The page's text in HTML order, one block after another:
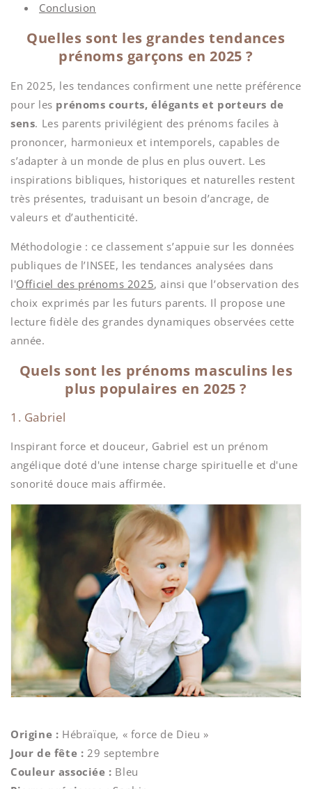
Conclusion
Quelles sont les grandes tendances
prénoms garçons en 2025 ?
En 2025, les tendances confirment une nette préférence
pour les prénoms courts, élégants et porteurs de
sens. Les parents privilégient des prénoms faciles à
prononcer, harmonieux et intemporels, capables de
s’adapter à un monde de plus en plus ouvert. Les
inspirations bibliques, historiques et naturelles restent
très présentes, traduisant un besoin d’ancrage, de
valeurs et d’authenticité.
Méthodologie : ce classement s’appuie sur les données
publiques de l’INSEE, les tendances analysées dans
l'Officiel des prénoms 2025, ainsi que l’observation des
choix exprimés par les futurs parents. Il propose une
lecture fidèle des grandes dynamiques observées cette
année.
Quels sont les prénoms masculins les
plus populaires en 2025 ?
1. Gabriel
Inspirant force et douceur, Gabriel est un prénom
angélique doté d'une intense charge spirituelle et d'une
sonorité douce mais affirmée.
Origine : Hébraïque, « force de Dieu »
Jour de fête : 29 septembre
Couleur associée : Bleu